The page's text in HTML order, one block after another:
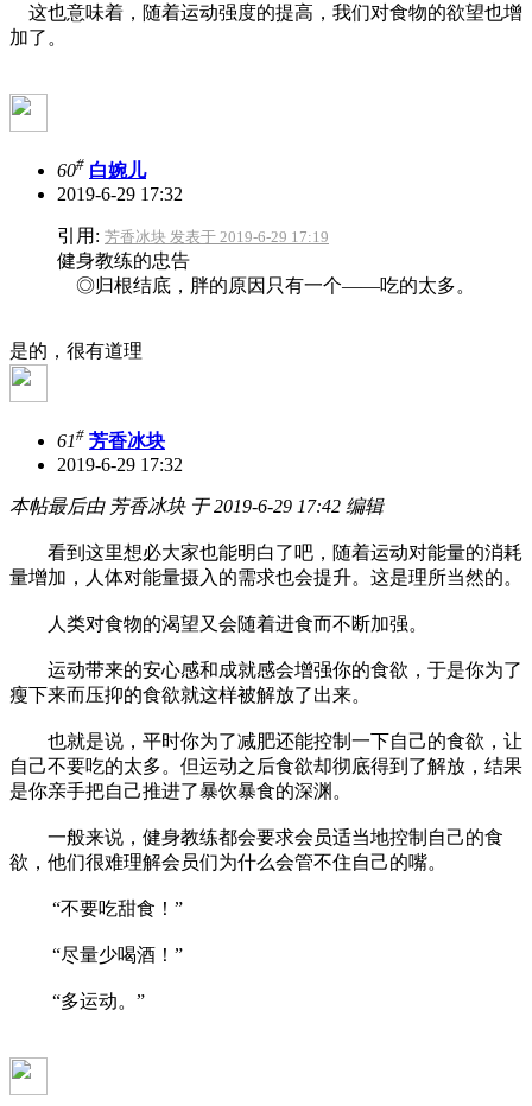
这也意味着，随着运动强度的提高，我们对食物的欲望也增
加了。
60# 白婉儿
2019-6-29 17:32
引用: 芳香冰块 发表于 2019-6-29 17:19
健身教练的忠告
◎归根结底，胖的原因只有一个——吃的太多。
是的，很有道理
61# 芳香冰块
2019-6-29 17:32
本帖最后由 芳香冰块 于 2019-6-29 17:42 编辑
看到这里想必大家也能明白了吧，随着运动对能量的消耗
量增加，人体对能量摄入的需求也会提升。这是理所当然的。
人类对食物的渴望又会随着进食而不断加强。
运动带来的安心感和成就感会增强你的食欲，于是你为了
瘦下来而压抑的食欲就这样被解放了出来。
也就是说，平时你为了减肥还能控制一下自己的食欲，让
自己不要吃的太多。但运动之后食欲却彻底得到了解放，结果
是你亲手把自己推进了暴饮暴食的深渊。
一般来说，健身教练都会要求会员适当地控制自己的食
欲，他们很难理解会员们为什么会管不住自己的嘴。
“不要吃甜食！”
“尽量少喝酒！”
“多运动。”